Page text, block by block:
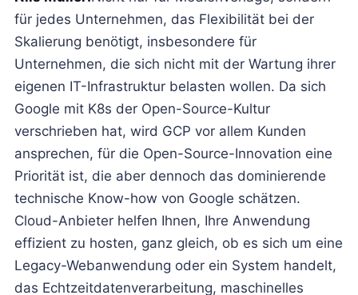
für jedes Unternehmen, das Flexibilität bei der
Skalierung benötigt, insbesondere für
Unternehmen, die sich nicht mit der Wartung ihrer
eigenen IT-Infrastruktur belasten wollen. Da sich
Google mit K8s der Open-Source-Kultur
verschrieben hat, wird GCP vor allem Kunden
ansprechen, für die Open-Source-Innovation eine
Priorität ist, die aber dennoch das dominierende
technische Know-how von Google schätzen.
Cloud-Anbieter helfen Ihnen, Ihre Anwendung
effizient zu hosten, ganz gleich, ob es sich um eine
Legacy-Webanwendung oder ein System handelt,
das Echtzeitdatenverarbeitung, maschinelles